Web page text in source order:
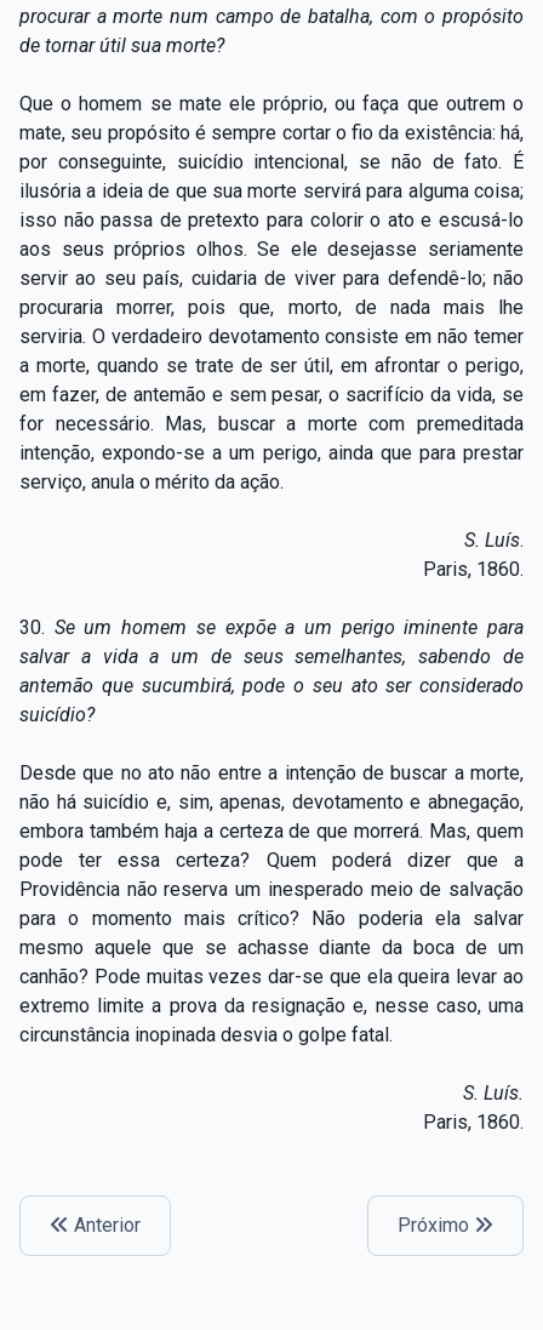
Capítulo XX — Os trabalhadores da última hora ▸
profetas
Capítulo XXII — Não separareis o que Deus juntou
Capítulo XXIII — Estranha moral ▸
Capítulo XXIV — Não ponhais a candeia debaixo do
alqueire
▸
Capítulo XXV — Buscai e achareis ▸
Capítulo XXVI — Dai gratuitamente o que
gratuitamente recebestes
▸
Capítulo XXVII — Pedi e obtereis ▸
procurar a morte num campo de batalha, com o propósito
de tornar útil sua morte?
Que o homem se mate ele próprio, ou faça que outrem o
mate, seu propósito é sempre cortar o fio da existência: há,
por conseguinte, suicídio intencional, se não de fato. É
ilusória a ideia de que sua morte servirá para alguma coisa;
isso não passa de pretexto para colorir o ato e escusá-lo
aos seus próprios olhos. Se ele desejasse seriamente
servir ao seu país, cuidaria de viver para defendê-lo; não
procuraria morrer, pois que, morto, de nada mais lhe
serviria. O verdadeiro devotamento consiste em não temer
a morte, quando se trate de ser útil, em afrontar o perigo,
em fazer, de antemão e sem pesar, o sacrifício da vida, se
for necessário. Mas, buscar a morte com premeditada
intenção, expondo-se a um perigo, ainda que para prestar
serviço, anula o mérito da ação.
S. Luís.
Paris, 1860.
30. Se um homem se expõe a um perigo iminente para
salvar a vida a um de seus semelhantes, sabendo de
antemão que sucumbirá, pode o seu ato ser considerado
suicídio?
Desde que no ato não entre a intenção de buscar a morte,
não há suicídio e, sim, apenas, devotamento e abnegação,
embora também haja a certeza de que morrerá. Mas, quem
pode ter essa certeza? Quem poderá dizer que a
Providência não reserva um inesperado meio de salvação
para o momento mais crítico? Não poderia ela salvar
mesmo aquele que se achasse diante da boca de um
canhão? Pode muitas vezes dar-se que ela queira levar ao
extremo limite a prova da resignação e, nesse caso, uma
circunstância inopinada desvia o golpe fatal.
S. Luís.
Paris, 1860.
Anterior Próximo